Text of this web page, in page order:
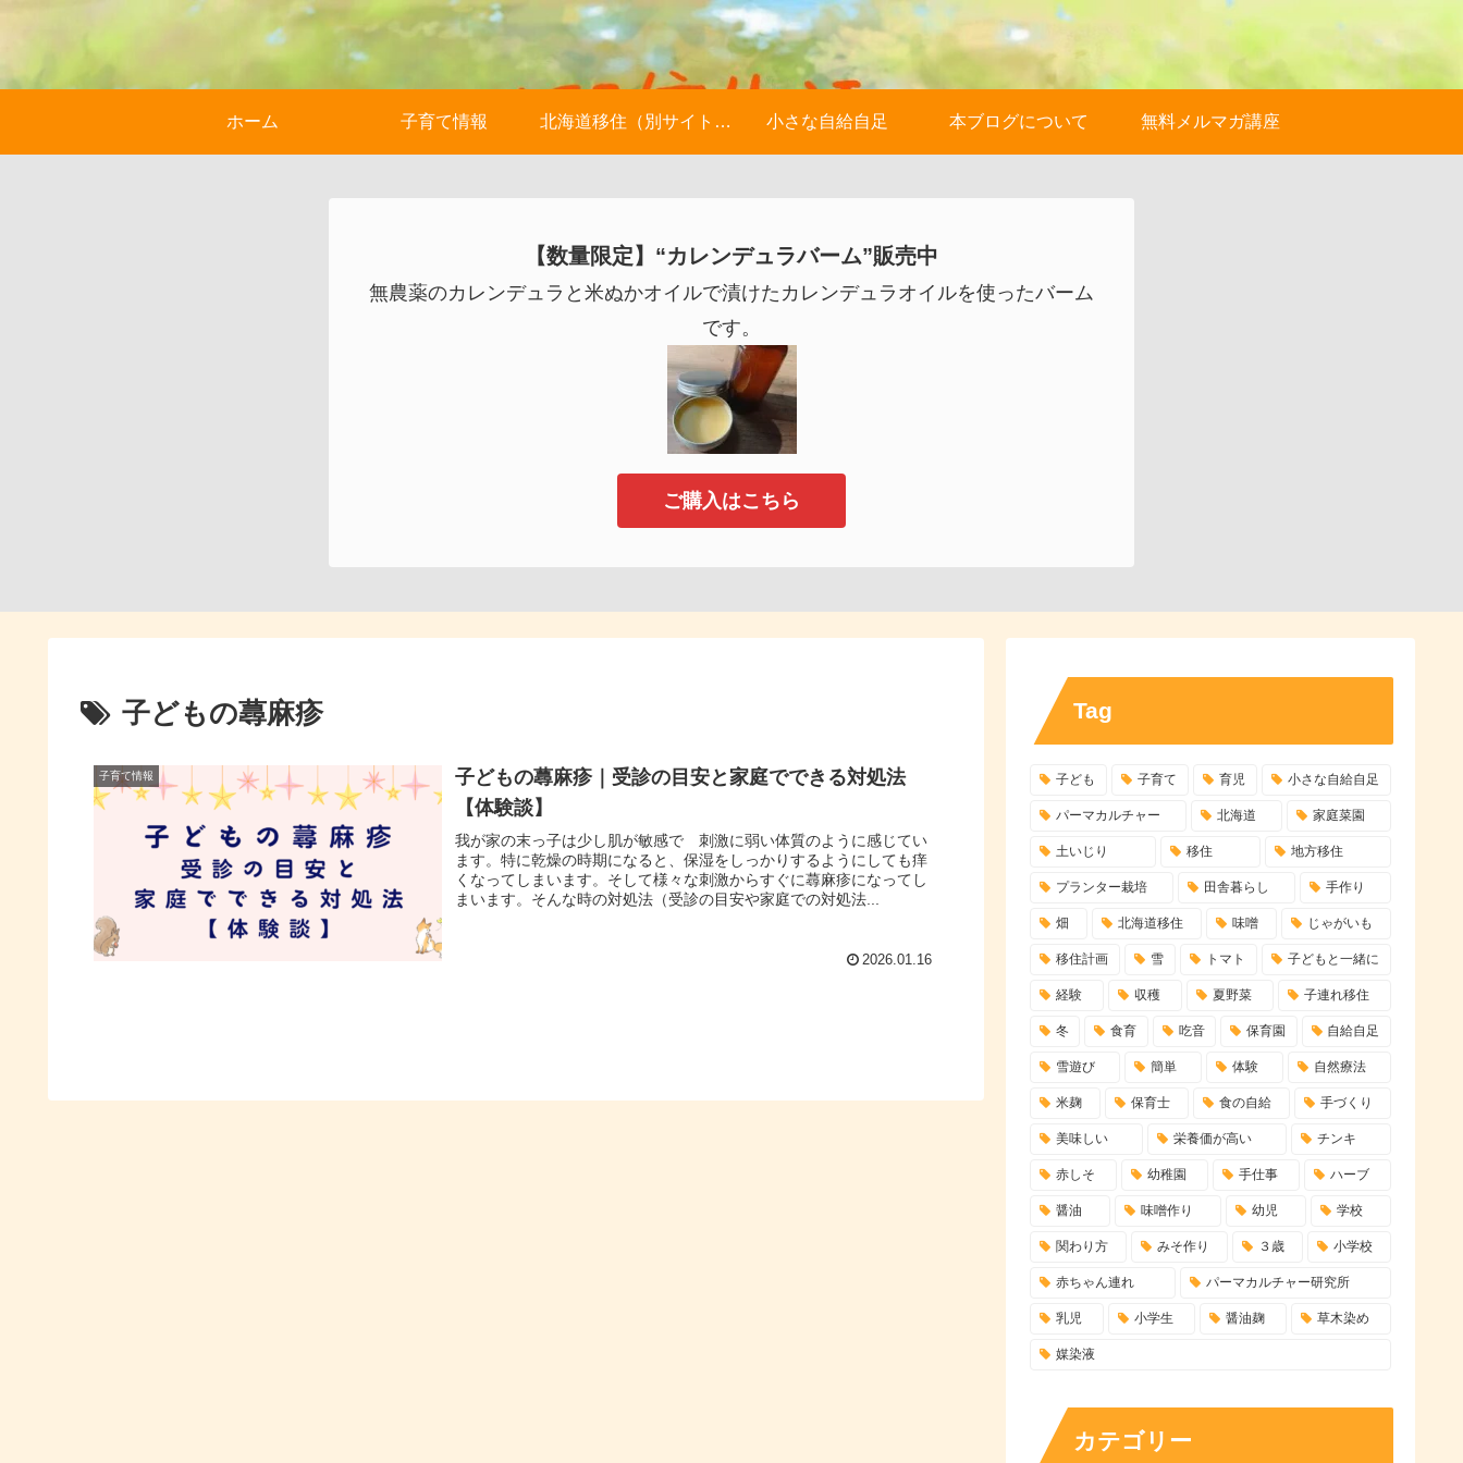
ホーム 子育て情報 北海道移住（別サイトへ） 小さな自給自足 本ブログについて 無料メルマガ講座
【数量限定】“カレンデュラバーム”販売中
無農薬のカレンデュラと米ぬかオイルで漬けたカレンデュラオイルを使ったバーム
です。
ご購入はこちら
子どもの蕁麻疹
子育て情報
子どもの蕁麻疹｜受診の目安と家庭でできる対処法
【体験談】
我が家の末っ子は少し肌が敏感で 刺激に弱い体質のように感じてい
ます。特に乾燥の時期になると、保湿をしっかりするようにしても痒
くなってしまいます。そして様々な刺激からすぐに蕁麻疹になってし
まいます。そんな時の対処法（受診の目安や家庭での対処法...
2026.01.16
Tag
子ども 子育て 育児 小さな自給自足
パーマカルチャー 北海道 家庭菜園
土いじり 移住 地方移住
プランター栽培 田舎暮らし 手作り
畑 北海道移住 味噌 じゃがいも
移住計画 雪 トマト 子どもと一緒に
経験 収穫 夏野菜 子連れ移住
冬 食育 吃音 保育園 自給自足
雪遊び 簡単 体験 自然療法
米麹 保育士 食の自給 手づくり
美味しい 栄養価が高い チンキ
赤しそ 幼稚園 手仕事 ハーブ
醤油 味噌作り 幼児 学校
関わり方 みそ作り ３歳 小学校
赤ちゃん連れ パーマカルチャー研究所
乳児 小学生 醤油麹 草木染め
媒染液
カテゴリー